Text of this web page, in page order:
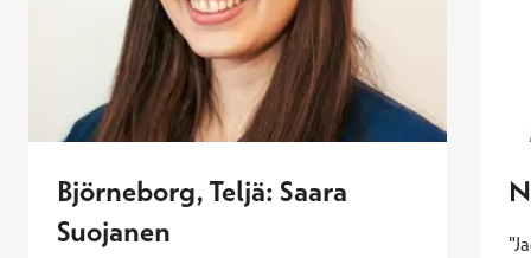
Björneborg, Teljä: Saara
Suojanen